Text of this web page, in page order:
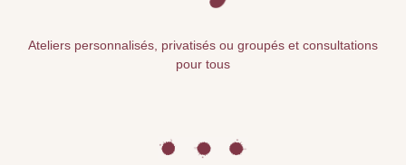
Ateliers personnalisés, privatisés ou groupés et consultations
pour tous